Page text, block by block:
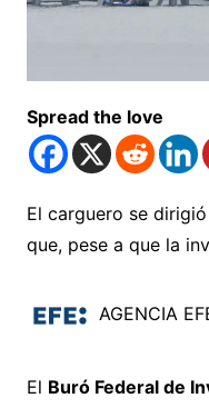
Spread the love
El carguero se
que, pese a que la
AGENCIA
El Buró Federal de